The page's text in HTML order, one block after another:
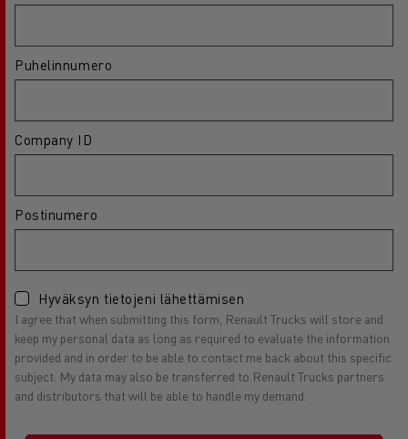
Puhelinnumero
Company ID
Postinumero
Hyväksyn tietojeni lähettämisen
I agree that when submitting this form, Renault Trucks will store and
keep my personal data as long as required to evaluate the information
provided and in order to be able to contact me back about this specific
subject. My data may also be transferred to Renault Trucks partners
and distributors that will be able to handle my demand.